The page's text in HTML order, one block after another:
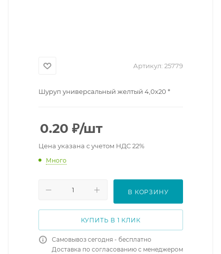
Артикул: 25779
Шуруп универсальный желтый 4,0х20 *
0.20 ₽/шт
Цена указана с учетом НДС 22%
Много
В КОРЗИНУ
КУПИТЬ В 1 КЛИК
Самовывоз сегодня - бесплатно
Доставка по согласованию с менеджером